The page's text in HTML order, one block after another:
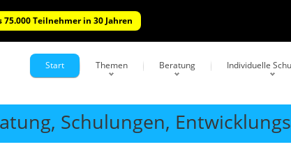
75.000 Teilnehmer in 30 Jahren
Start Themen Beratung Individuelle
Schulungen,